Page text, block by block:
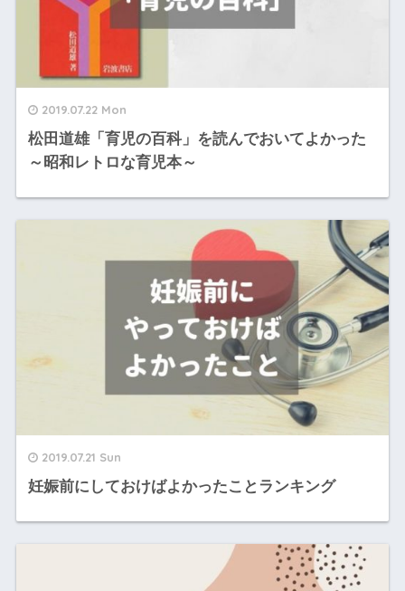
2019.07.22 Mon
松田道雄「育児の百科」を読んでおいてよかった
～昭和レトロな育児本～
2019.07.21 Sun
妊娠前にしておけばよかったことランキング